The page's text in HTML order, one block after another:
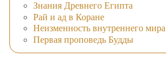
Знания Древнего Египта
Рай и ад в Коране
Неизменность внутреннего мира
Первая проповедь Будды